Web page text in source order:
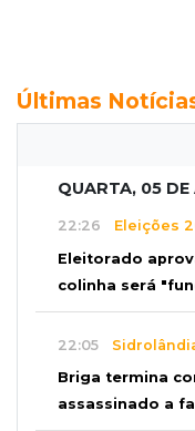
Últimas
QUARTA, 05
22:26 Eleições
Eleitorado
colinha será
22:05
Briga termina
assassinado a